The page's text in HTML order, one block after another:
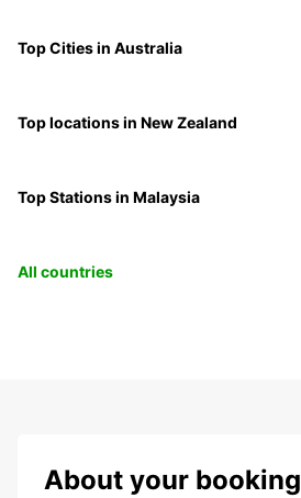
Top Cities in Australia
Top locations in New Zealand
Top Stations in Malaysia
All countries
About your booking